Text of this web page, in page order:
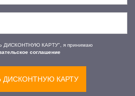
ДИСКОНТНУЮ КАРТУ", я принимаю
соглашение
ДИСКОНТНУЮ КАРТУ